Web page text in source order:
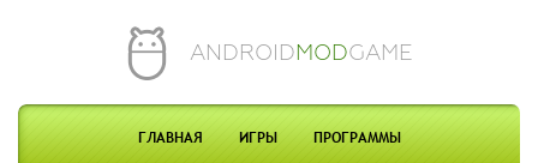
ANDROIDMODGAME
ГЛАВНАЯ ИГРЫ ПРОГРАММЫ